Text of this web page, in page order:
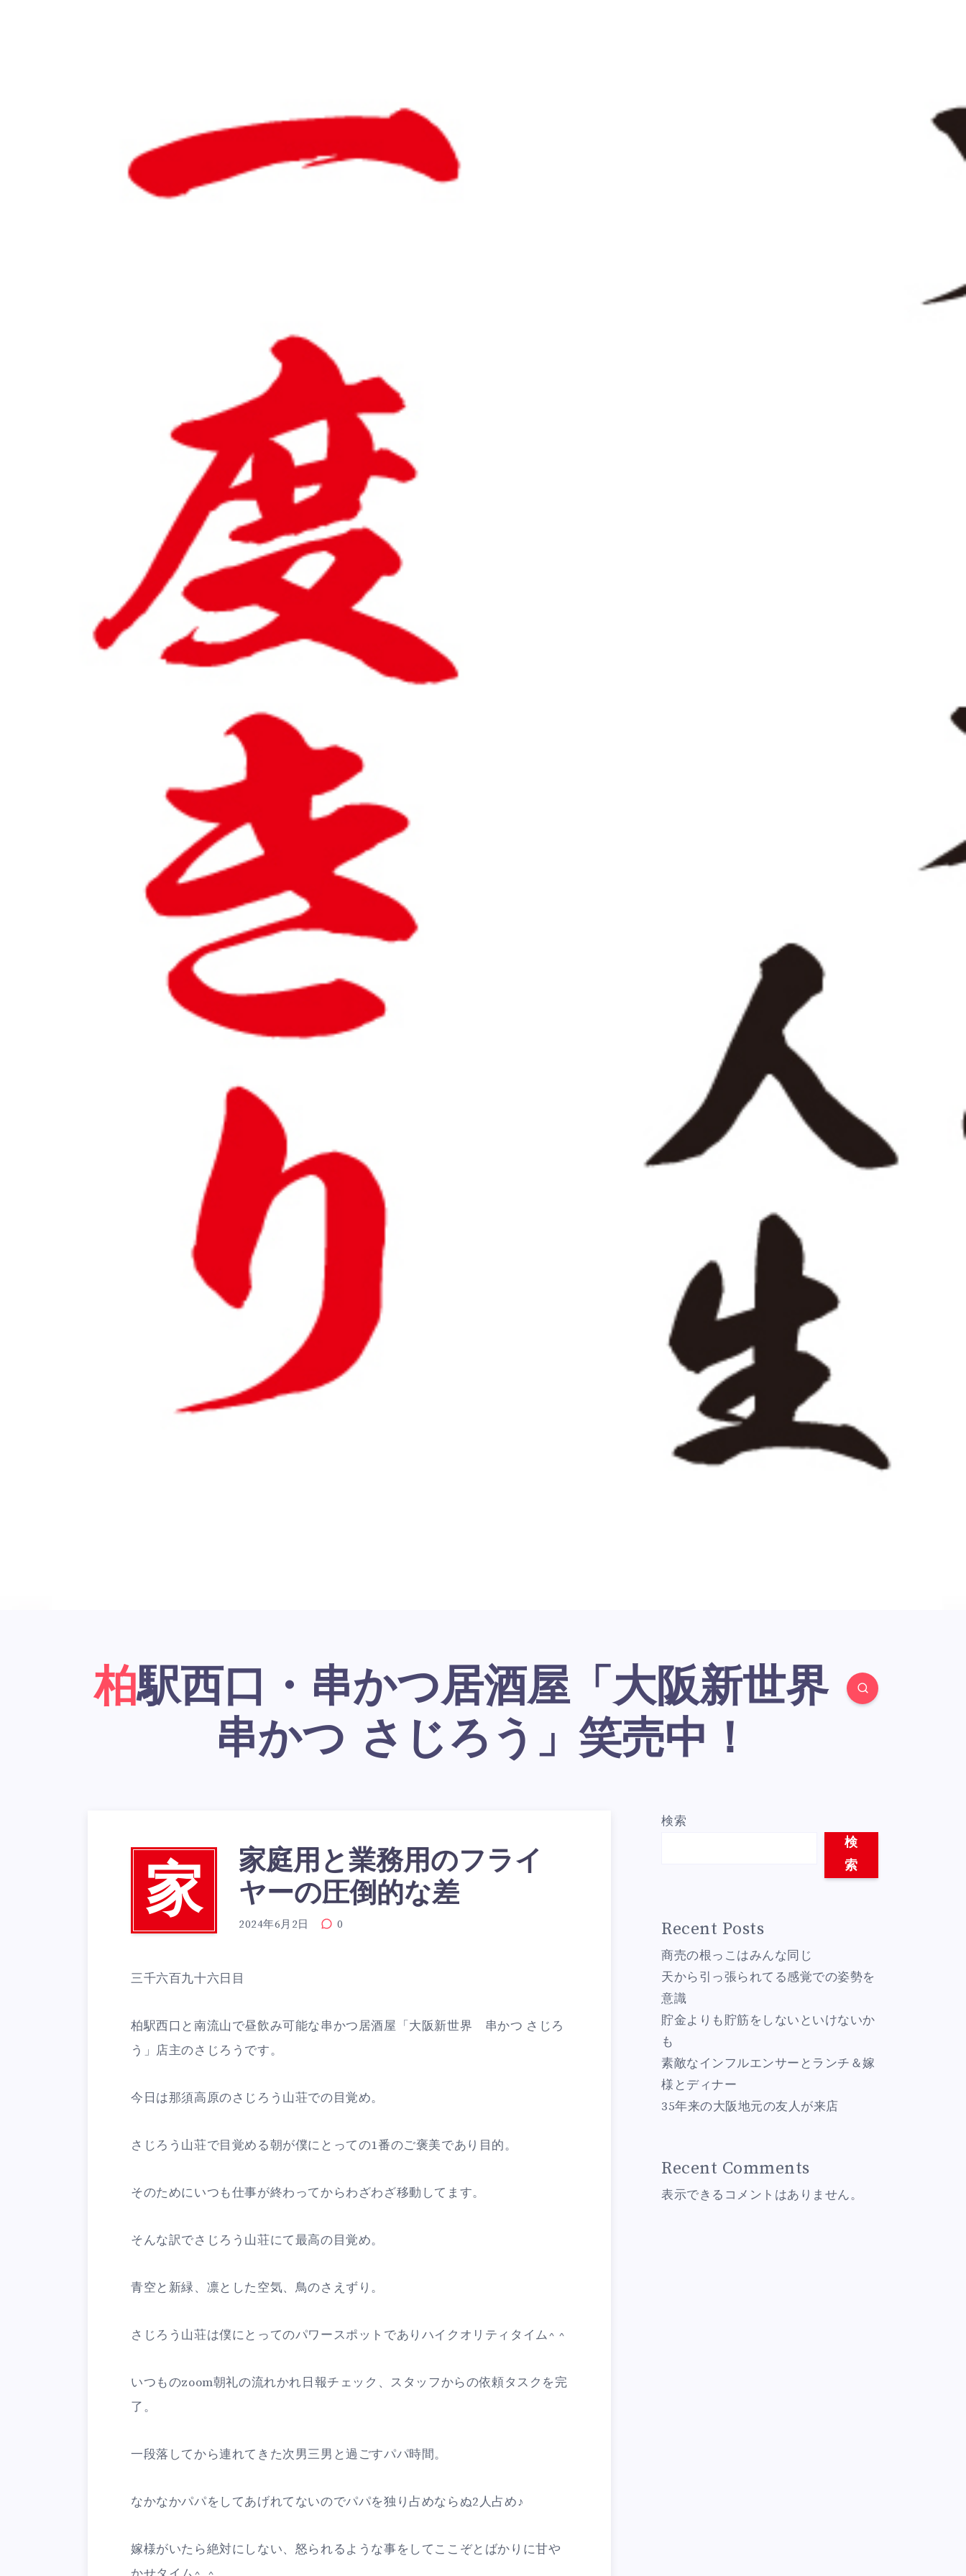
柏駅西口・串かつ居酒屋「大阪新世界
串かつ さじろう」笑売中！
家
家庭用と業務用のフライ
ヤーの圧倒的な差
2024年6月2日 0
三千六百九十六日目
柏駅西口と南流山で昼飲み可能な串かつ居酒屋「大阪新世界 串かつ さじろ
う」店主のさじろうです。
今日は那須高原のさじろう山荘での目覚め。
さじろう山荘で目覚める朝が僕にとっての1番のご褒美であり目的。
そのためにいつも仕事が終わってからわざわざ移動してます。
そんな訳でさじろう山荘にて最高の目覚め。
青空と新緑、凛とした空気、鳥のさえずり。
さじろう山荘は僕にとってのパワースポットでありハイクオリティタイム^ ^
いつものzoom朝礼の流れかれ日報チェック、スタッフからの依頼タスクを完
了。
一段落してから連れてきた次男三男と過ごすパパ時間。
なかなかパパをしてあげれてないのでパパを独り占めならぬ2人占め♪
嫁様がいたら絶対にしない、怒られるような事をしてここぞとばかりに甘や
検索
検
索
Recent Posts
商売の根っこはみんな同じ
天から引っ張られてる感覚での姿勢を
意識
貯金よりも貯筋をしないといけないか
も
素敵なインフルエンサーとランチ＆嫁
様とディナー
35年来の大阪地元の友人が来店
Recent Comments
表示できるコメントはありません。